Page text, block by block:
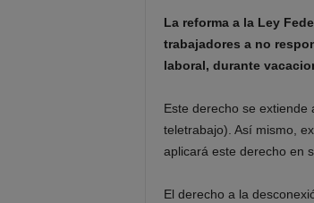
La reforma a la Ley
trabajadores a no
laboral, durante
Este derecho se
teletrabajo). Así mismo,
aplicará este derecho en
El derecho a la